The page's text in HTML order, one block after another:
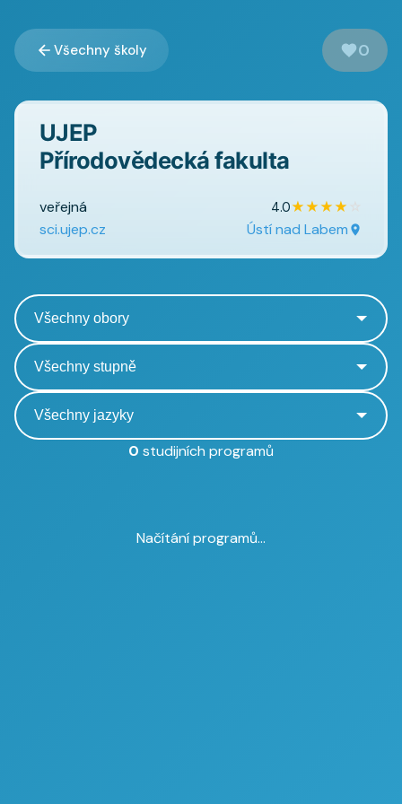
Všechny školy 0
UJEP
Přírodovědecká fakulta
veřejná 4.0★★★★
sci.ujep.cz Ústí nad Labem
0 studijních programů
Načítání programů...